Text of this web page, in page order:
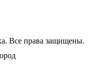
Все права защищены.